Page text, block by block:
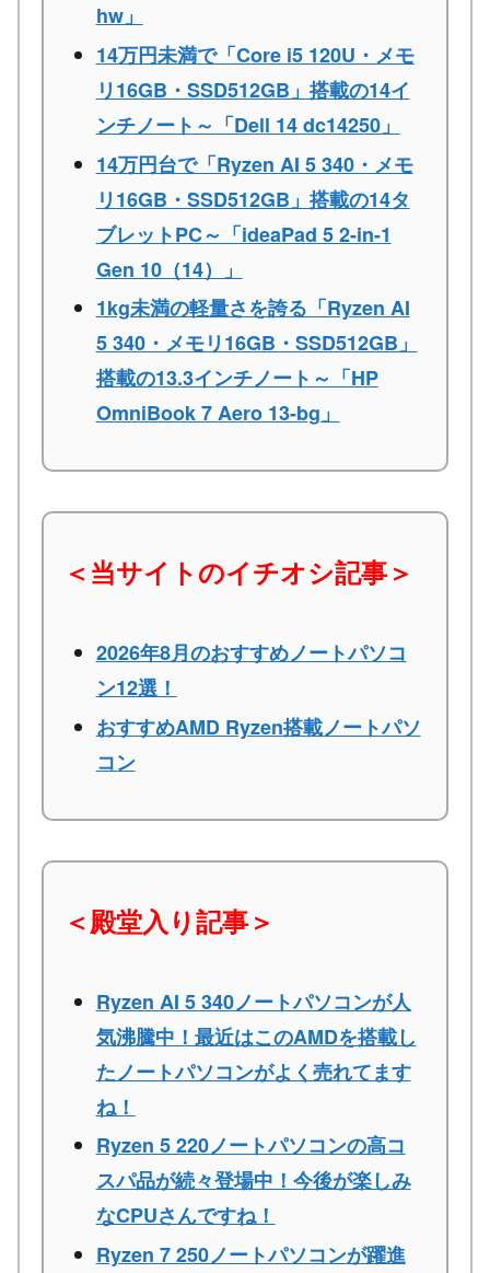
hw」
14万円未満で「Core i5 120U・メモ
リ16GB・SSD512GB」搭載の14イ
ンチノート～「Dell 14 dc14250」
14万円台で「Ryzen AI 5 340・メモ
リ16GB・SSD512GB」搭載の14タ
ブレットPC～「ideaPad 5 2-in-1
Gen 10（14）」
1kg未満の軽量さを誇る「Ryzen AI
5 340・メモリ16GB・SSD512GB」
搭載の13.3インチノート～「HP
OmniBook 7 Aero 13-bg」
＜当サイトのイチオシ記事＞
2026年8月のおすすめノートパソコ
ン12選！
おすすめAMD Ryzen搭載ノートパソ
コン
＜殿堂入り記事＞
Ryzen AI 5 340ノートパソコンが人
気沸騰中！最近はこのAMDを搭載し
たノートパソコンがよく売れてます
ね！
Ryzen 5 220ノートパソコンの高コ
スパ品が続々登場中！今後が楽しみ
なCPUさんですね！
Ryzen 7 250ノートパソコンが躍進